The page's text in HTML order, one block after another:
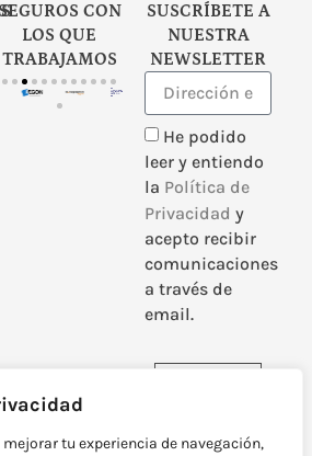
tu experiencia de navegación,
CON
LOS QUE
TRABAJAMOS
SUSCRÍBETE A
NUESTRA
NEWSLETTER
He podido
leer y entiendo
la Política de
Privacidad y
acepto recibir
comunicaciones
a través de
email.